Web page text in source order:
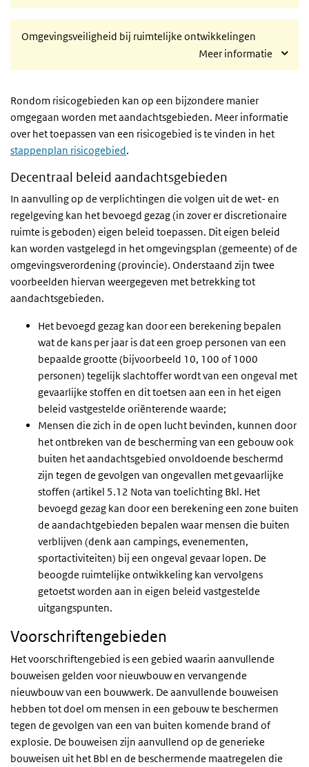
Omgevingsveiligheid bij ruimtelijke ontwikkelingen
Meer informatie
Rondom risicogebieden kan op een bijzondere manier
omgegaan worden met aandachtsgebieden. Meer informatie
over het toepassen van een risicogebied is te vinden in het
stappenplan risicogebied.
Decentraal beleid aandachtsgebieden
In aanvulling op de verplichtingen die volgen uit de wet- en
regelgeving kan het bevoegd gezag (in zover er discretionaire
ruimte is geboden) eigen beleid toepassen. Dit eigen beleid
kan worden vastgelegd in het omgevingsplan (gemeente) of de
omgevingsverordening (provincie). Onderstaand zijn twee
voorbeelden hiervan weergegeven met betrekking tot
aandachtsgebieden.
Het bevoegd gezag kan door een berekening bepalen
wat de kans per jaar is dat een groep personen van een
bepaalde grootte (bijvoorbeeld 10, 100 of 1000
personen) tegelijk slachtoffer wordt van een ongeval met
gevaarlijke stoffen en dit toetsen aan een in het eigen
beleid vastgestelde oriënterende waarde;
Mensen die zich in de open lucht bevinden, kunnen door
het ontbreken van de bescherming van een gebouw ook
buiten het aandachtsgebied onvoldoende beschermd
zijn tegen de gevolgen van ongevallen met gevaarlijke
stoffen (artikel 5.12 Nota van toelichting Bkl. Het
bevoegd gezag kan door een berekening een zone buiten
de aandachtgebieden bepalen waar mensen die buiten
verblijven (denk aan campings, evenementen,
sportactiviteiten) bij een ongeval gevaar lopen. De
beoogde ruimtelijke ontwikkeling kan vervolgens
getoetst worden aan in eigen beleid vastgestelde
uitgangspunten.
Voorschriftengebieden
Het voorschriftengebied is een gebied waarin aanvullende
bouweisen gelden voor nieuwbouw en vervangende
nieuwbouw van een bouwwerk. De aanvullende bouweisen
hebben tot doel om mensen in een gebouw te beschermen
tegen de gevolgen van een van buiten komende brand of
explosie. De bouweisen zijn aanvullend op de generieke
bouweisen uit het Bbl en de beschermende maatregelen die